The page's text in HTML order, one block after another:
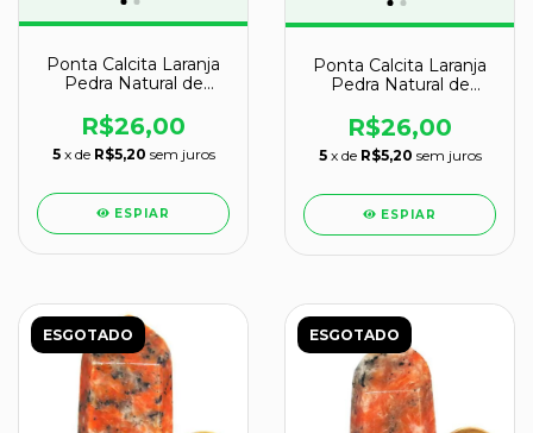
Ponta Calcita Laranja
Pedra Natural de
R$26,00
5 x de R$5,20 sem juros
ESPIAR
Ponta Calcita Laranja
Pedra Natural de
R$26,00
5 x de R$5,20 sem juros
ESPIAR
ESGOTADO ESGOTADO